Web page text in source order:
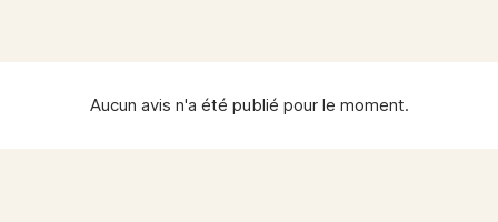
Aucun avis n'a été publié pour le moment.